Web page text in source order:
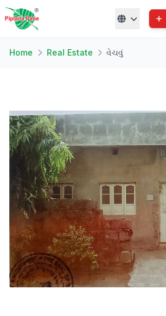
Home Real Estate વેચવું